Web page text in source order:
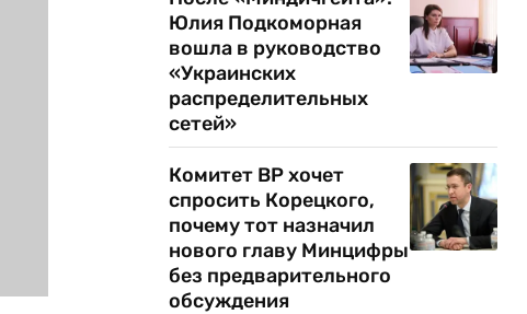
Юлия Подкоморная
вошла в руководство
«Украинских
распределительных
сетей»
Комитет ВР хочет
спросить Корецкого,
почему тот назначил
нового главу Минцифры
без предварительного
обсуждения